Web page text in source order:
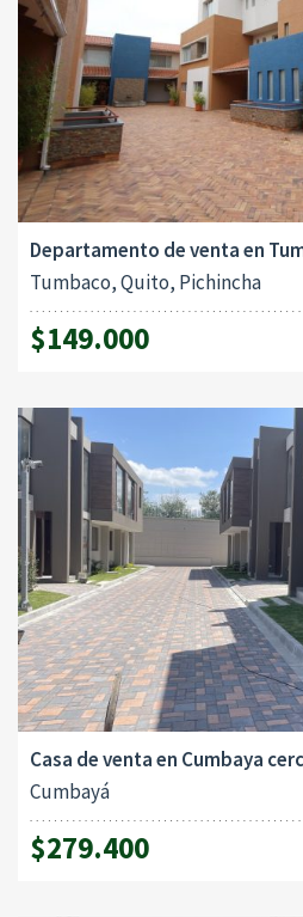
Departamento de venta en
Tumbaco, Quito, Pichincha
$149.000
Casa de venta en Cumbaya
Cumbayá
$279.400